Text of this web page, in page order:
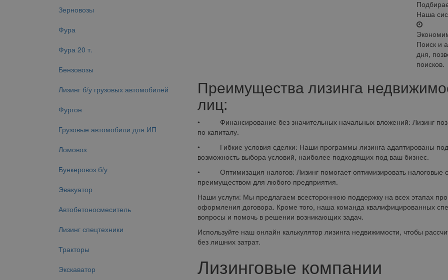
Зерновозы
Фура
Фура 20 т.
Бензовозы
Лизинг б/у грузовых автомобилей
Фургон
Грузовые автомобили для ИП
Ломовоз
Бункеровоз б/у
Эвакуатор
Автобетоносмеситель
Лизинг спецтехники
Тракторы
Экскаватор
Наша
Поиск и
дня,
поисков.
Преимущества лизинга
лиц:
• Финансирование без значительных начальных вложений: Лизинг
по капиталу.
• Гибкие условия сделки: Наши программы лизинга адаптированы под
возможность выбора условий, наиболее подходящих под ваш бизнес.
• Оптимизация налогов: Лизинг помогает оптимизировать налоговые
преимуществом для любого предприятия.
Наши услуги: Мы предлагаем всестороннюю поддержку на всех этапах
оформления договора. Кроме того, наша команда квалифицированных
вопросы и помочь в решении возникающих задач.
Используйте наш онлайн калькулятор лизинга недвижимости, чтобы
без лишних затрат.
Лизинговые компании